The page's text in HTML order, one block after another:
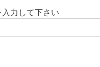
力して下さい